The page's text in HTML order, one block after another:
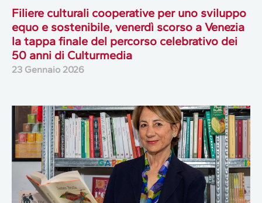
Filiere culturali cooperative per uno sviluppo
equo e sostenibile, venerdì scorso a Venezia
la tappa finale del percorso celebrativo dei
50 anni di Culturmedia
23 Gennaio 2026